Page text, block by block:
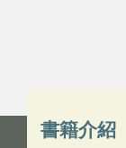
書籍介紹